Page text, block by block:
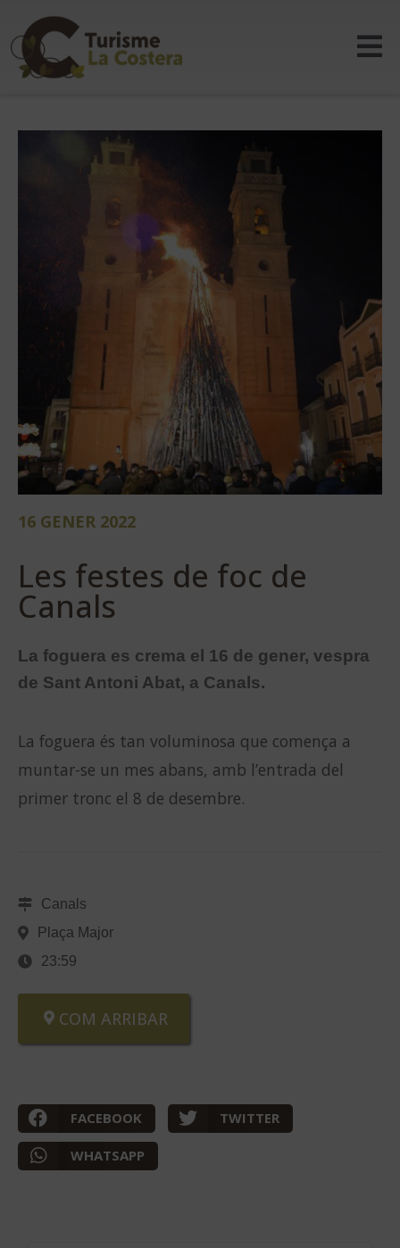
16 GENER 2022
Les festes de foc de
Canals
La foguera es crema el 16 de gener, vespra
de Sant Antoni Abat, a Canals.
La foguera és tan voluminosa que comença a
muntar-se un mes abans, amb l’entrada del
primer tronc el 8 de desembre.
Canals
Plaça Major
23:59
COM ARRIBAR
FACEBOOK TWITTER
WHATSAPP